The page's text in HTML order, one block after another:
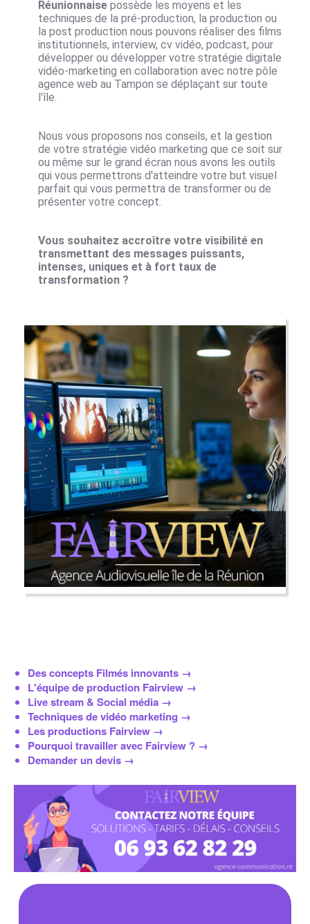
Réunionnaise possède les moyens et les
techniques de la pré-production, la production ou
la post production nous pouvons réaliser des films
institutionnels, interview, cv vidéo, podcast, pour
développer ou développer votre stratégie digitale
vidéo-marketing en collaboration avec notre pôle
agence web au Tampon se déplaçant sur toute
l'île.
Nous vous proposons nos conseils, et la gestion
de votre stratégie vidéo marketing que ce soit sur
ou même sur le grand écran nous avons les outils
qui vous permettrons d'atteindre votre but visuel
parfait qui vous permettra de transformer ou de
présenter votre concept.
Vous souhaitez accroître votre visibilité en
transmettant des messages puissants,
intenses, uniques et à fort taux de
transformation ?
Des concepts Filmés innovants →
L'équipe de production Fairview →
Live stream & Social média →
Techniques de vidéo marketing →
Les productions Fairview →
Pourquoi travailler avec Fairview ? →
Demander un devis →